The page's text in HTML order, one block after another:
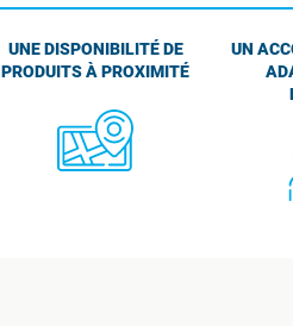
UNE DISPONIBILITÉ DE
PRODUITS À PROXIMITÉ
UN